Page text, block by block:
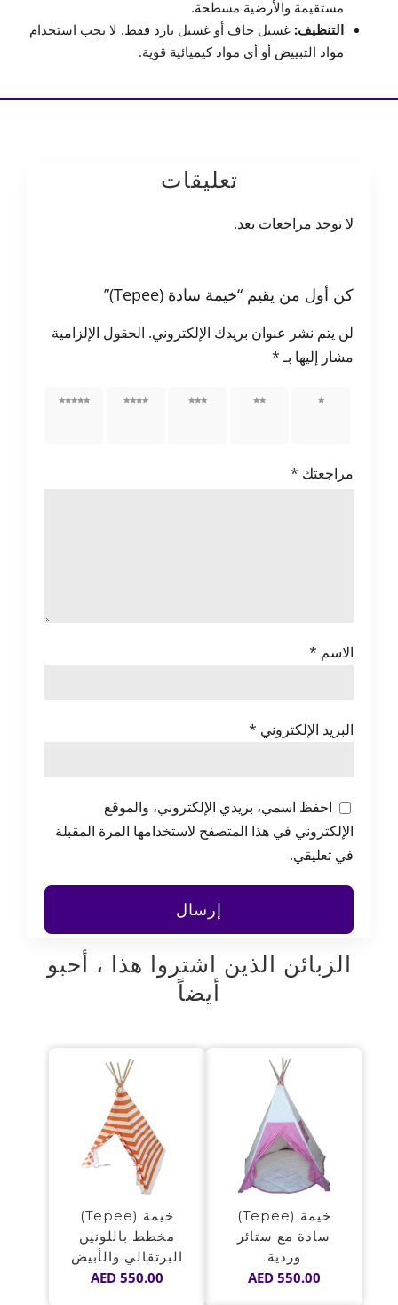
مستقيمة والأرضية مسطحة.
التنظيف: غسيل جاف أو غسيل بارد فقط. لا يجب استخدام
مواد التبييض أو أي مواد كيميائية قوية.
تعليقات
لا توجد مراجعات بعد.
كن أول من يقيم “خيمة سادة (Tepee)”
لن يتم نشر عنوان بريدك الإلكتروني. الحقول الإلزامية
مشار إليها بـ*
1 من 2 من 3 من 4 من 5 من
مراجعتك *
الاسم *
البريد الإلكتروني *
احفظ اسمي، بريدي الإلكتروني، والموقع
الإلكتروني في هذا المتصفح لاستخدامها المرة المقبلة
في تعليقي.
الزبائن الذين اشتروا هذا ، أحبو
أيضاً
خيمة (Tepee)
سادة مع ستائر
وردية
AED550.00
خيمة (Tepee)
مخطط باللونين
البرتقالي والأبيض
AED 550.00